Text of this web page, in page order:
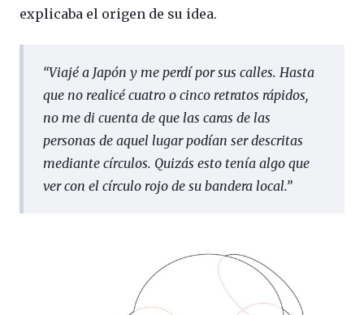
explicaba el origen de su idea.
“Viajé a Japón y me perdí por sus calles. Hasta
que no realicé cuatro o cinco retratos rápidos,
no me di cuenta de que las caras de las
personas de aquel lugar podían ser descritas
mediante círculos. Quizás esto tenía algo que
ver con el círculo rojo de su bandera local.”